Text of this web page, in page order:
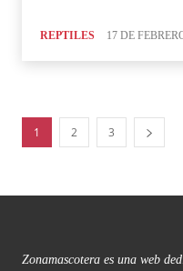
REPTILES 17 DE
1 2 3
Zonamascotera es una web